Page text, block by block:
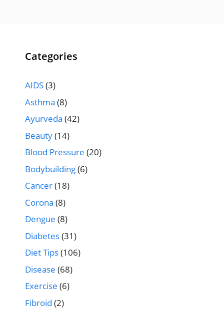
Categories
AIDS(3)
Asthma (8)
Ayurveda (42)
Beauty(14)
Blood Pressure (20)
Bodybuilding(6)
Cancer(18)
Corona (8)
Dengue (8)
Diabetes(31)
Diet Tips(106)
Disease (68)
Exercise (6)
Fibroid (2)